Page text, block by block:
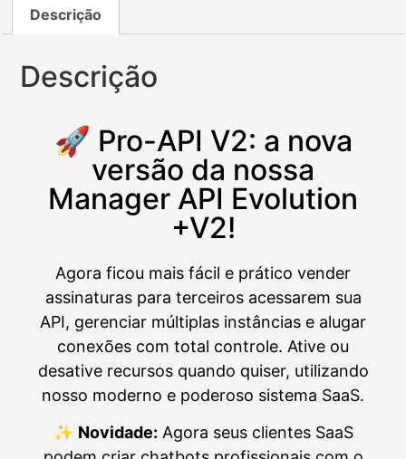
Descrição
Descrição
🚀 Pro-API V2: a nova
versão da nossa
Manager API Evolution
+V2!
Agora ficou mais fácil e prático vender
assinaturas para terceiros acessarem sua
API, gerenciar múltiplas instâncias e alugar
conexões com total controle. Ative ou
desative recursos quando quiser, utilizando
nosso moderno e poderoso sistema SaaS.
✨ Novidade: Agora seus clientes SaaS